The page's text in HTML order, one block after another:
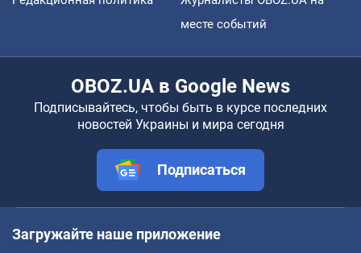
месте событий
OBOZ.UA в Google News
Подписывайтесь, чтобы быть в курсе последних
новостей Украины и мира сегодня
Подписаться
Загружайте наше приложение